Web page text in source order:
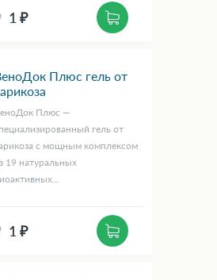
1 ₽
Плюс гель от
Плюс —
гель от
с мощным комплексом
19 натуральных
1 ₽